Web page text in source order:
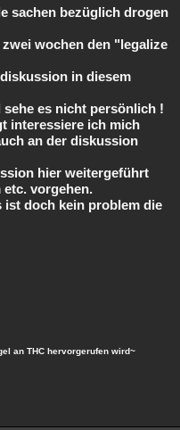
sachen bezüglich drogen
wochen den "legalize
in diesem
es nicht persönlich !
interessiere ich mich
an der diskussion
hier weitergeführt
vorgehen.
doch kein problem die
an THC hervorgerufen wird~